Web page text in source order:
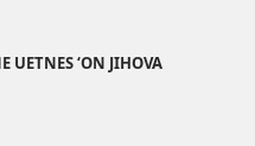
‘Ea
Aire?
UETNES ‘ON JIHOVA